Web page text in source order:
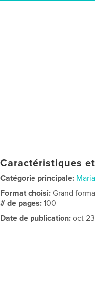
Caractéristiques
Catégorie principale:
Format choisi: Grand
# de pages:100
Date de publication: oct